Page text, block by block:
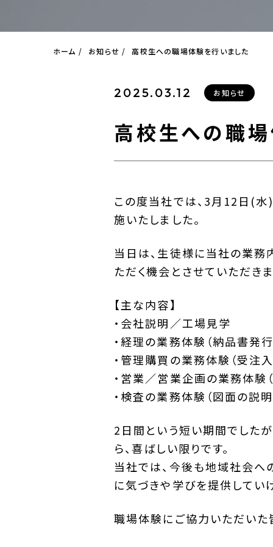
ホーム お知らせ 高校生への職場体験を行いました
2025.03.12 お知らせ
高校生への職
この度当社では、3月12日(
施いたしました。
当日は、生徒様に当社の業務
ただく機会とさせていただき
【主な内容】
・会社説明／工場見学
・経理の業務体験（納品書発
・管理購買の業務体験（受注
・営業／営業企画の業務体験
・検査の業務体験（図面の説
2日間という短い期間でした
ら、喜ばしい限りです。
当社では、今後も地域社会へ
に気づきや学びを提供してい
職場体験にご協力いただいた